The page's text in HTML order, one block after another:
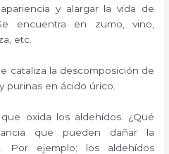
y alargar la vida de
encuentra en zumo, vino,
etc.
cataliza la descomposición de
purinas en ácido úrico.
oxida los aldehídos. ¿Qué
que pueden dañar la
Por ejemplo; los aldehídos